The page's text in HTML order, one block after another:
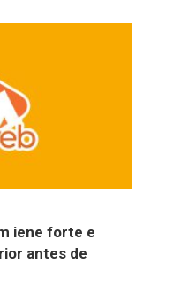
iene forte e
antes de